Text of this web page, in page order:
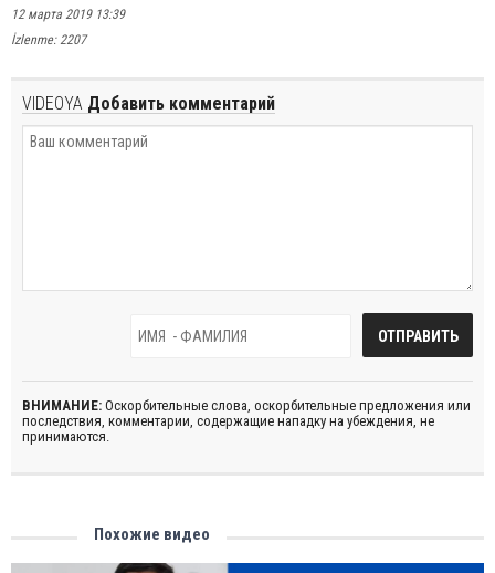
12 марта 2019 13:39
İzlenme: 2207
VIDEOYA Добавить комментарий
ВНИМАНИЕ: Оскорбительные слова, оскорбительные предложения или
последствия, комментарии, содержащие нападку на убеждения, не
принимаются.
Похожие видео